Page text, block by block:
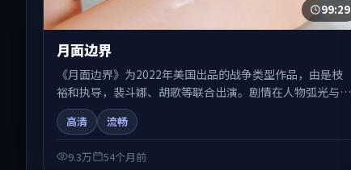
99:29
月面边界
《月面边界》为2022年美国出品的战争类型作品，由是枝
裕和执导，裴斗娜、胡歌等联合出演。剧情在人物弧光与节
奏推进中展开，兼具叙事张力与视听质感。可与站内国产
剧、电影、综艺片单交叉检索，便于「国产在线观看」场景
高清 流畅
9.3万 54个月前